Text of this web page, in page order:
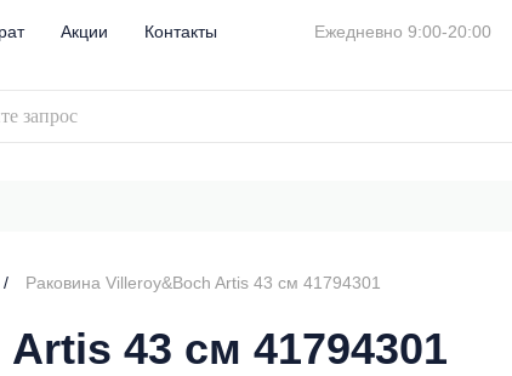
Акции Контакты Ежедневно 9:00-20:00
Раковина Villeroy&Boch Artis 43 см 41794301
43 см 41794301